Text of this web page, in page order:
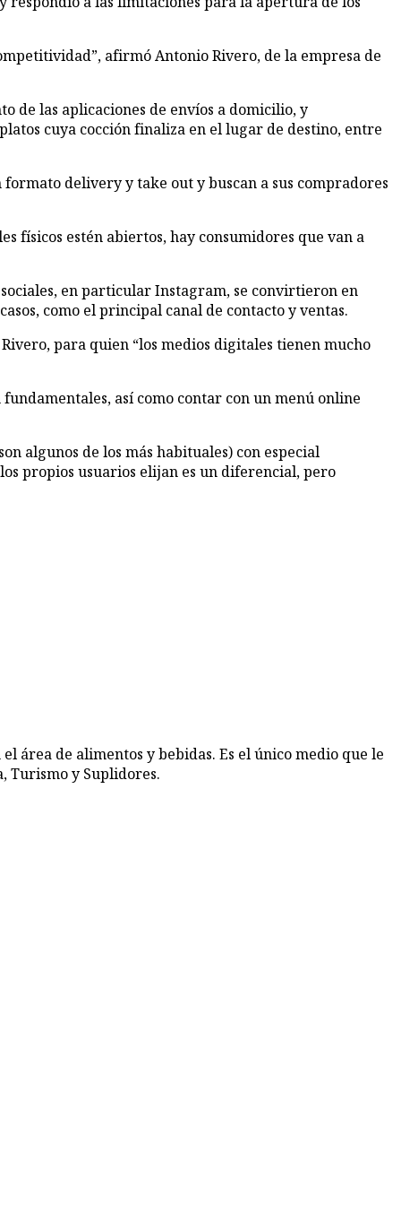
afirmó Antonio Rivero, de la empresa de
de las aplicaciones de envíos a domicilio, y
cuya cocción finaliza en el lugar de destino, entre
delivery y take out y buscan a sus compradores
físicos estén abiertos, hay consumidores que van a
en particular Instagram, se convirtieron en
como el principal canal de contacto y ventas.
para quien “los medios digitales tienen mucho
así como contar con un menú online
algunos de los más habituales) con especial
propios usuarios elijan es un diferencial, pero
área de alimentos y bebidas. Es el único medio que le
Turismo y Suplidores.